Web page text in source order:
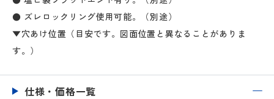
● ズレロックリング使用可能。（別途）
▼穴あけ位置（目安です。図面位置と異なることがありま
す。）
仕様・価格一覧